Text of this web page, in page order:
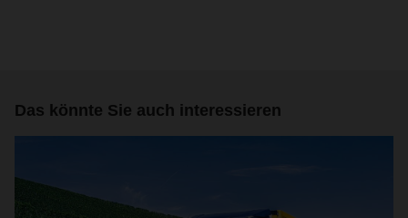
Das könnte Sie auch interessieren